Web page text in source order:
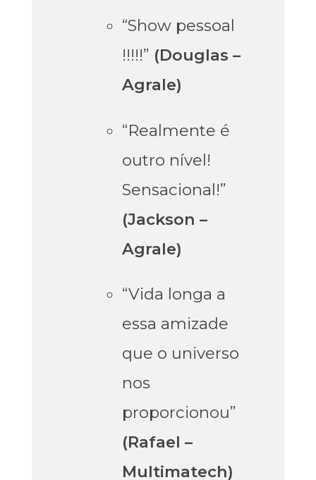
“Show pessoal
!!!!!” (Douglas –
Agrale)
“Realmente é
outro nível!
Sensacional!”
(Jackson –
Agrale)
“Vida longa a
essa amizade
que o universo
nos
proporcionou”
(Rafael –
Multimatech)